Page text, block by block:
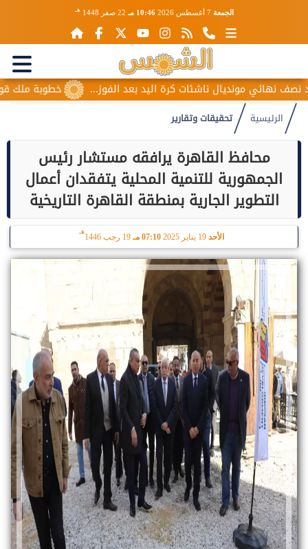
الجمعة 7 أغسطس 2026 10:46 مـ 22 صفر 1448 هـ
خطوبة ملك قورة مونديال ناشئات كرة اليد بعد الفوز...
الرئيسية تحقيقات وتقارير
محافظ القاهرة يرافقه مستشار رئيس
الجمهورية للتنمية المحلية يتفقدان أعمال
التطوير الجارية بمنطقة القاهرة التاريخية
الأحد 19 يناير 2025 07:10 مـ 19 رجب 1446
هـ